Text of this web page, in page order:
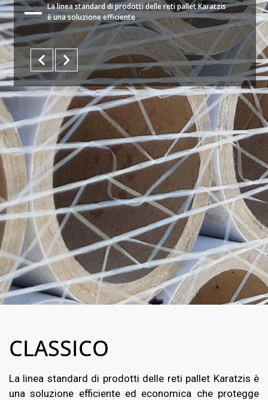
La linea standard di prodotti delle reti pallet Karatzis
è una soluzione efficiente
keyboard_arrow_right
keyboard_arrow_left
CLASSICO
La linea standard di prodotti delle reti pallet Karatzis è
una soluzione efficiente ed economica che protegge